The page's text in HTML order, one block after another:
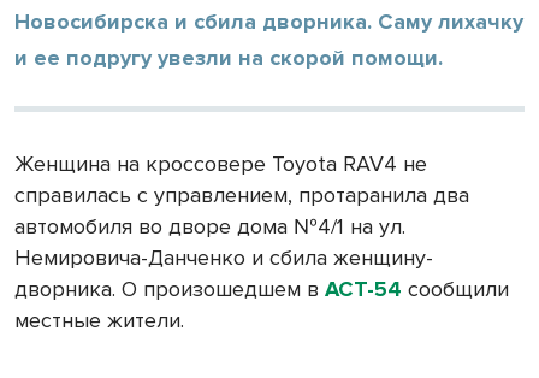
Новосибирска и сбила дворника. Саму лихачку
и ее подругу увезли на скорой помощи.
Женщина на кроссовере Toyota RAV4 не
справилась с управлением, протаранила два
автомобиля во дворе дома №4/1 на ул.
Немировича-Данченко и сбила женщину-
дворника. О произошедшем в АСТ-54 сообщили
местные жители.